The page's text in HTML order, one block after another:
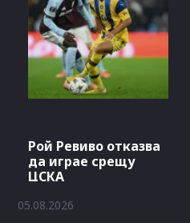
Рой Ревиво отказва
да играе срещу
ЦСКА
05.08.2026